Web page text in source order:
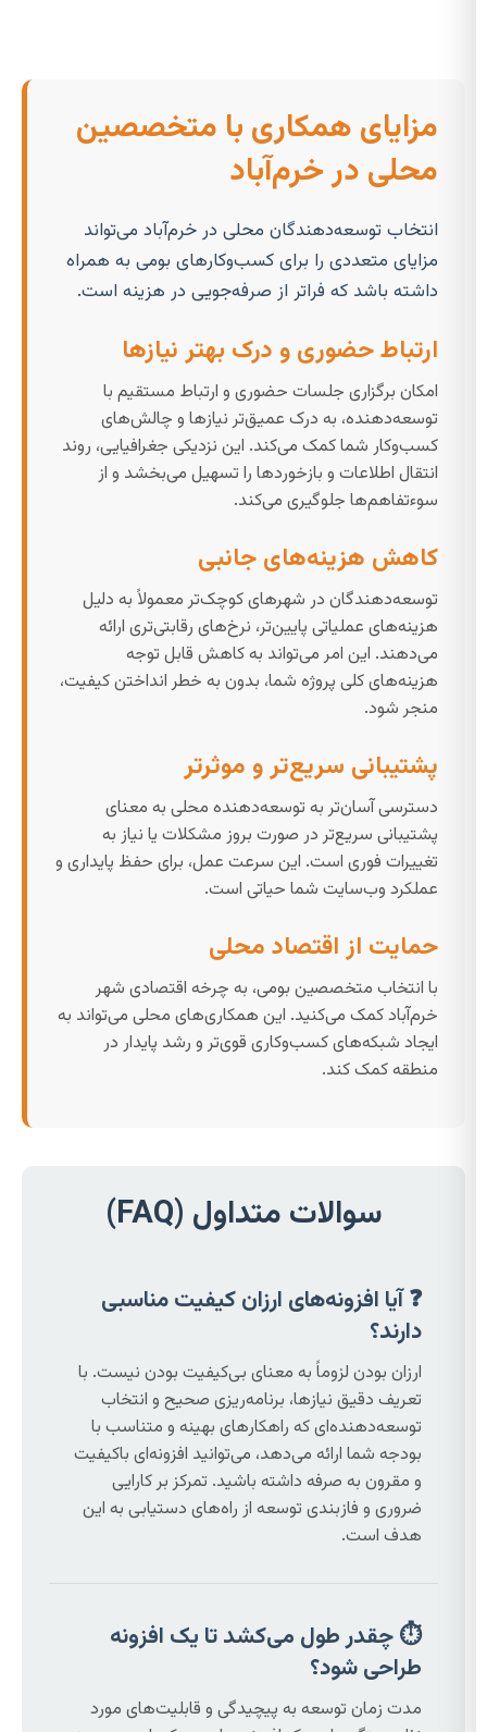
مزایای همکاری با متخصصین
محلی در خرم‌آباد
انتخاب توسعه‌دهندگان محلی در خرم‌آباد می‌تواند
مزایای متعددی را برای کسب‌وکارهای بومی به همراه
داشته باشد که فراتر از صرفه‌جویی در هزینه است.
ارتباط حضوری و درک بهتر نیازها
امکان برگزاری جلسات حضوری و ارتباط مستقیم با
توسعه‌دهنده، به درک عمیق‌تر نیازها و چالش‌های
کسب‌وکار شما کمک می‌کند. این نزدیکی جغرافیایی، روند
انتقال اطلاعات و بازخوردها را تسهیل می‌بخشد و از
سوءتفاهم‌ها جلوگیری می‌کند.
کاهش هزینه‌های جانبی
توسعه‌دهندگان در شهرهای کوچک‌تر معمولاً به دلیل
هزینه‌های عملیاتی پایین‌تر، نرخ‌های رقابتی‌تری ارائه
می‌دهند. این امر می‌تواند به کاهش قابل توجه
هزینه‌های کلی پروژه شما، بدون به خطر انداختن کیفیت،
منجر شود.
پشتیبانی سریع‌تر و موثرتر
دسترسی آسان‌تر به توسعه‌دهنده محلی به معنای
پشتیبانی سریع‌تر در صورت بروز مشکلات یا نیاز به
تغییرات فوری است. این سرعت عمل، برای حفظ پایداری و
عملکرد وب‌سایت شما حیاتی است.
حمایت از اقتصاد محلی
با انتخاب متخصصین بومی، به چرخه اقتصادی شهر
خرم‌آباد کمک می‌کنید. این همکاری‌های محلی می‌تواند به
ایجاد شبکه‌های کسب‌وکاری قوی‌تر و رشد پایدار در
منطقه کمک کند.
سوالات متداول (FAQ)
❓ آیا افزونه‌های ارزان کیفیت مناسبی
دارند؟
ارزان بودن لزوماً به معنای بی‌کیفیت بودن نیست. با
تعریف دقیق نیازها، برنامه‌ریزی صحیح و انتخاب
توسعه‌دهنده‌ای که راهکارهای بهینه و متناسب با
بودجه شما ارائه می‌دهد، می‌توانید افزونه‌ای باکیفیت
و مقرون به صرفه داشته باشید. تمرکز بر کارایی
ضروری و فازبندی توسعه از راه‌های دستیابی به این
هدف است.
⏱️ چقدر طول می‌کشد تا یک افزونه
طراحی شود؟
مدت زمان توسعه به پیچیدگی و قابلیت‌های مورد